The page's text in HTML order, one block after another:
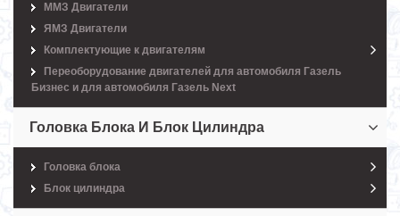
ММЗ Двигатели
ЯМЗ Двигатели
Комплектующие к двигателям
Переоборудование двигателей для автомобиля Газель
Бизнес и для автомобиля Газель Next
Головка Блока И Блок Цилиндра
Головка блока
Блок цилиндра